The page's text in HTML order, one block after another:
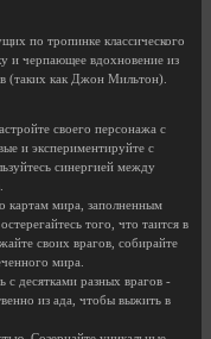
по тропинке классического
и черпающее вдохновение из
(таких как Джон Мильтон).
своего персонажа с
и экспериментируйте с
синергией между
картам мира, заполненным
того, что таится в
своих врагов, собирайте
мира.
с десятками разных врагов -
из ада, чтобы выжить в